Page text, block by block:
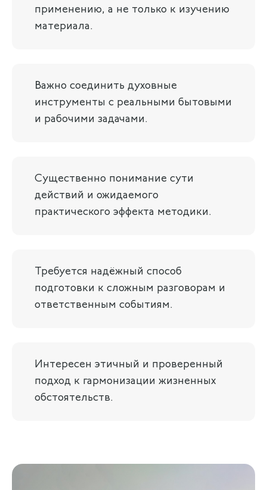
применению, а не только к изучению
материала.
Важно соединить духовные
инструменты с реальными бытовыми
и рабочими задачами.
Существенно понимание сути
действий и ожидаемого
практического эффекта методики.
Требуется надёжный способ
подготовки к сложным разговорам и
ответственным событиям.
Интересен этичный и проверенный
подход к гармонизации жизненных
обстоятельств.